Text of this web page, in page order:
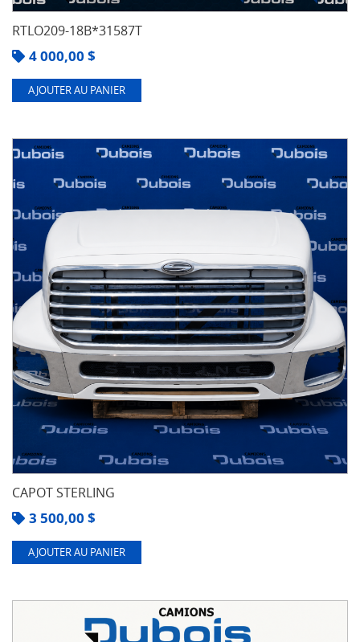
RTLO209-18B*31587T
4 000,00 $
AJOUTER AU PANIER
CAPOT STERLING
3 500,00 $
AJOUTER AU PANIER